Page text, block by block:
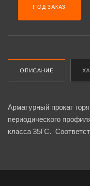
ПОД ЗАКАЗ
ОПИСАНИЕ
Арматурный прокат
периодического
класса 35ГС.